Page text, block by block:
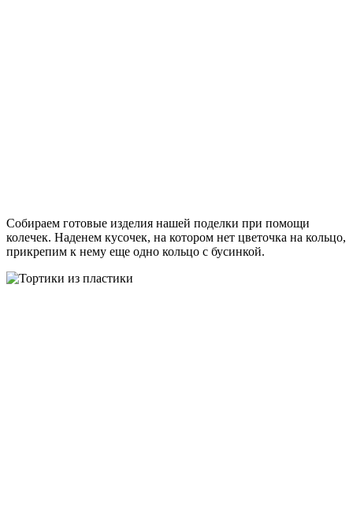
Собираем готовые изделия нашей поделки при помощи
колечек. Наденем кусочек, на котором нет цветочка на кольцо,
прикрепим к нему еще одно кольцо с бусинкой.